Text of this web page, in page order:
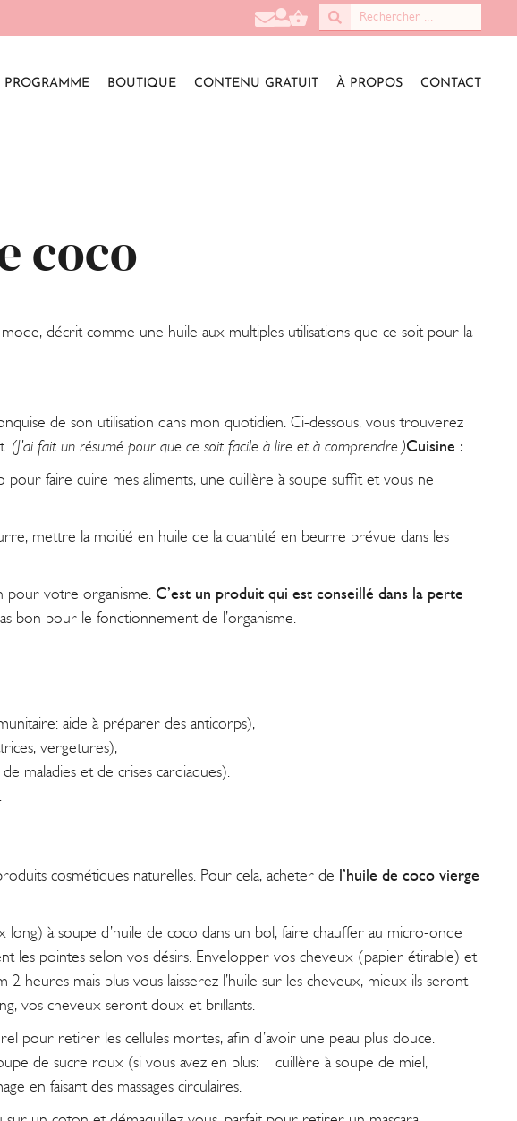
BOUTIQUE CONTENU GRATUIT À PROPOS CONTACT
coco
décrit comme une huile aux multiples utilisations que ce soit pour la
de son utilisation dans mon quotidien. Ci-dessous, vous trouverez
(J’ai fait un résumé pour que ce soit facile à lire et à comprendre.)Cuisine :
pour faire cuire mes aliments, une cuillère à soupe suffit et vous ne
mettre la moitié en huile de la quantité en beurre prévue dans les
pour votre organisme. C’est un produit qui est conseillé dans la perte
bon pour le fonctionnement de l’organisme.
aide à préparer des anticorps),
vergetures),
maladies et de crises cardiaques).
cosmétiques naturelles. Pour cela, acheter de l’huile de coco vierge
à soupe d’huile de coco dans un bol, faire chauffer au micro-onde
les pointes selon vos désirs. Envelopper vos cheveux (papier étirable) et
heures mais plus vous laisserez l’huile sur les cheveux, mieux ils seront
vos cheveux seront doux et brillants.
pour retirer les cellules mortes, afin d’avoir une peau plus douce.
de sucre roux (si vous avez en plus: 1 cuillère à soupe de miel,
en faisant des massages circulaires.